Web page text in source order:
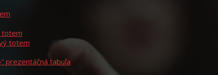
totem
totem
prezentáčná tabuľa